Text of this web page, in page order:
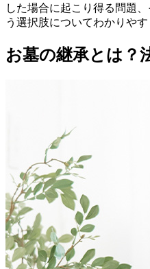
した場合に起こり得る問題
う選択肢についてわかりやす
お墓の継承とは？